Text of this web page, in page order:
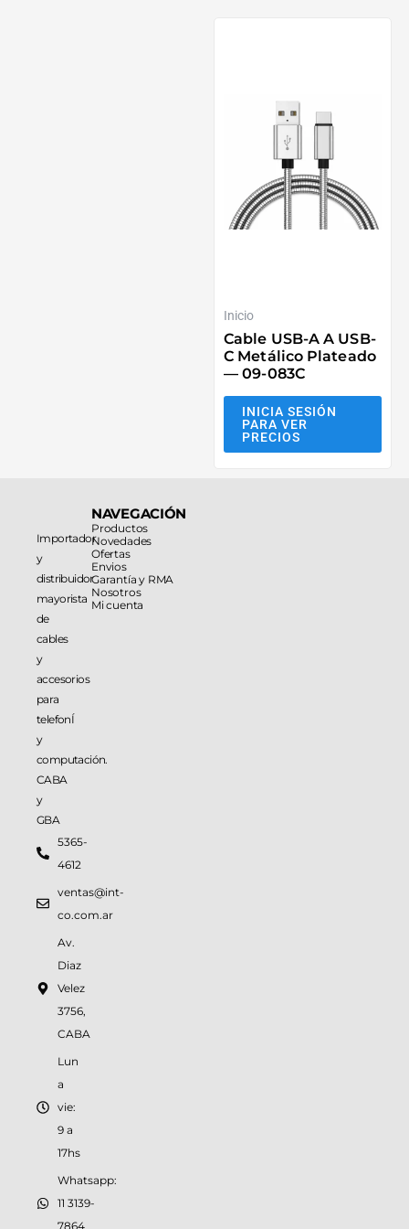
Inicio
Cable USB-A A USB-
C Metálico Plateado
— 09-083C
INICIA SESIÓN
PARA VER
PRECIOS
Importador
y
distribuidor
mayorista
de
cables
y
accesorios
para
telefonÍ
y
computación.
CABA
y
GBA
5365-
4612
ventas@int-
co.com.ar
Av.
Diaz
Velez
3756,
CABA
Lun
a
vie:
9 a
17hs
Whatsapp:
11 3139-
7864
NAVEGACIÓN
Productos
Novedades
Ofertas
Envios
Garantía y RMA
Nosotros
Mi cuenta